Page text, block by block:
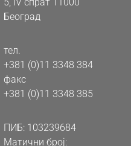
Београд
тел.
+381 (0)11 3348 384
факс
+381 (0)11 3348 385
ПИБ: 103239684
Матични број: